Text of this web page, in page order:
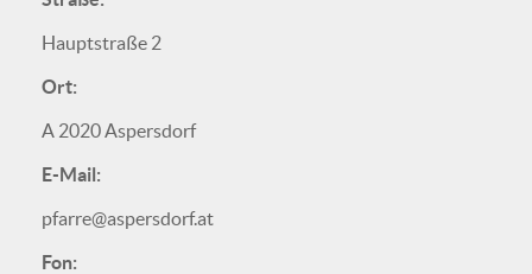
Hauptstraße 2
Ort:
A 2020 Aspersdorf
E-Mail:
pfarre@aspersdorf.at
Fon: